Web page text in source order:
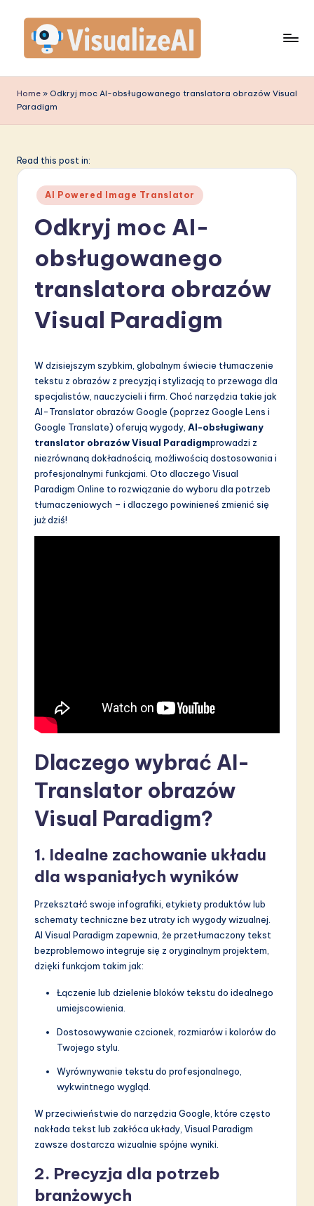
content
is
u
li
A
L
o
ti
Home » Odkryj moc AI-obsługowanego translatora obrazów Visual
Paradigm
Read this post in:
Posted
in
AI Powered Image Translator
Odkryj moc AI-
obsługowanego
translatora obrazów
Visual Paradigm
W dzisiejszym szybkim, globalnym świecie tłumaczenie
tekstu z obrazów z precyzją i stylizacją to przewaga dla
specjalistów, nauczycieli i firm. Choć narzędzia takie jak
AI-Translator obrazów Google (poprzez Google Lens i
Google Translate) oferują wygody, AI-obsługiwany
translator obrazów Visual Paradigmprowadzi z
niezrównaną dokładnością, możliwością dostosowania i
profesjonalnymi funkcjami. Oto dlaczego Visual
Paradigm Online to rozwiązanie do wyboru dla potrzeb
tłumaczeniowych – i dlaczego powinieneś zmienić się
już dziś!
Dlaczego wybrać AI-
Translator obrazów
Visual Paradigm?
1. Idealne zachowanie układu
dla wspaniałych wyników
Przekształć swoje infografiki, etykiety produktów lub
schematy techniczne bez utraty ich wygody wizualnej.
AI Visual Paradigm zapewnia, że przetłumaczony tekst
bezproblemowo integruje się z oryginalnym projektem,
dzięki funkcjom takim jak:
Łączenie lub dzielenie bloków tekstu do idealnego
umiejscowienia.
Dostosowywanie czcionek, rozmiarów i kolorów do
Twojego stylu.
Wyrównywanie tekstu do profesjonalnego,
wykwintnego wygląd.
W przeciwieństwie do narzędzia Google, które często
nakłada tekst lub zakłóca układy, Visual Paradigm
zawsze dostarcza wizualnie spójne wyniki.
2. Precyzja dla potrzeb
branżowych